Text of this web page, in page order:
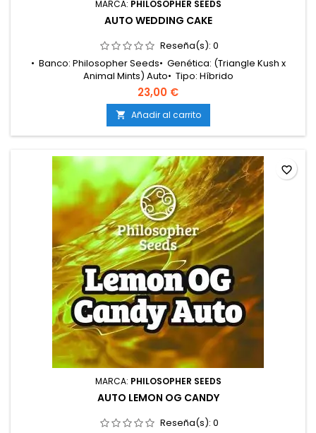
MARCA: PHILOSOPHER SEEDS
AUTO WEDDING CAKE
Reseña(s): 0
• Banco: Philosopher Seeds• Genética: (Triangle Kush x
Animal Mints) Auto• Tipo: Híbrido
autofloreciente• THC: Elevado• Floración: Ciclo completo de
9 – 10 semanas• Producción en interior: Alta (+400
g/m²)• Producción en exterior: Alta (+150
g/planta)• Altura: Media, con estructura compacta y buena
ramificación• Aromas y sabores: Terroso, de...
23,00 €
 Añadir al carrito
MARCA: PHILOSOPHER SEEDS
AUTO LEMON OG CANDY
Reseña(s): 0
favorite_border